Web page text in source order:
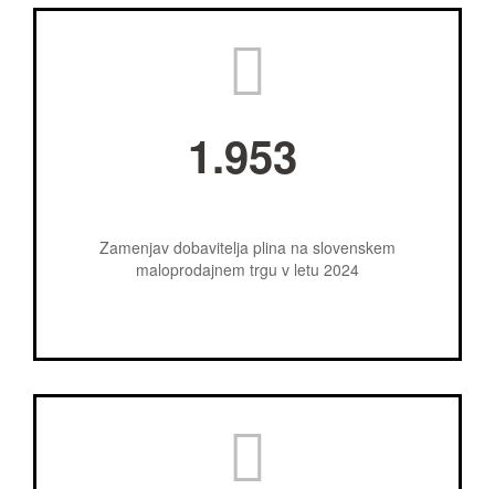
1.953
Zamenjav dobavitelja plina na slovenskem
maloprodajnem trgu v letu 2024